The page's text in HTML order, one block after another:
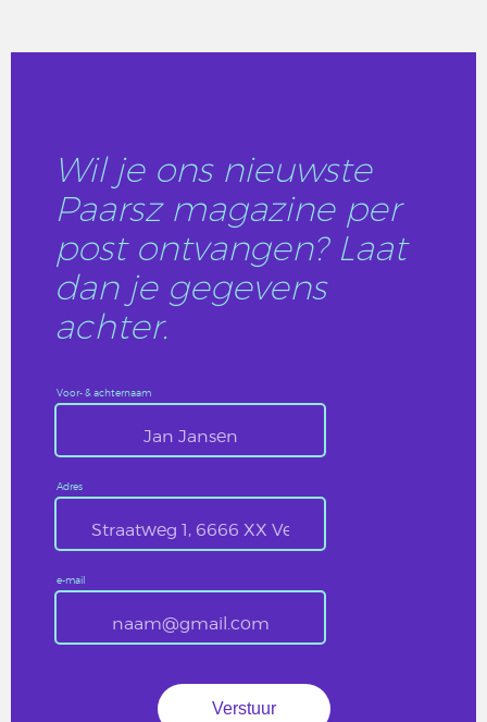
Wil je ons nieuwste
Paarsz magazine per
post ontvangen? Laat
dan je gegevens
achter.
Voor- & achternaam
Adres
e-mail